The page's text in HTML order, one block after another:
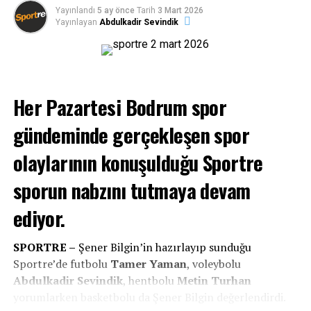
Arena Haber TV
programıyla birlikte diğer yayınlara da ulaşmak için
Youtube sayfamıza abone olup, programa
yorumlarınızla katılabilirsiniz!
Yayınlandı 5 ay önce Tarih 3 Mart 2026
Yayınlayan Abdulkadir Sevindik
Her Pazartesi Bodrum spor
gündeminde gerçekleşen spor
olaylarının konuşulduğu Sportre
sporun nabzını tutmaya devam
ediyor.
SPORTRE – Şener Bilgin’in hazırlayıp sunduğu
Sportre’de futbolu Tamer Yaman, voleybolu
Abdulkadir Sevindik, hentbolu Metin Turhan